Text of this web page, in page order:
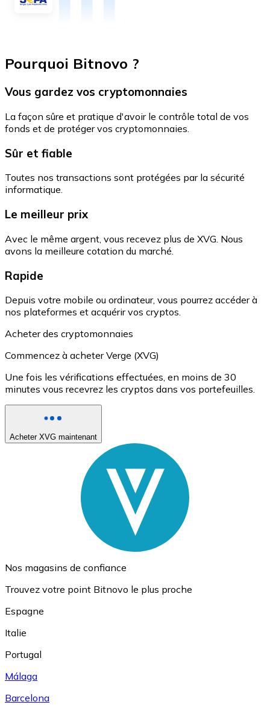
Pourquoi Bitnovo ?
Vous gardez vos cryptomonnaies
La façon sûre et pratique d'avoir le contrôle total de vos
fonds et de protéger vos cryptomonnaies.
Sûr et fiable
Toutes nos transactions sont protégées par la sécurité
informatique.
Le meilleur prix
Avec le même argent, vous recevez plus de XVG. Nous
avons la meilleure cotation du marché.
Rapide
Depuis votre mobile ou ordinateur, vous pourrez accéder à
nos plateformes et acquérir vos cryptos.
Acheter des cryptomonnaies
Commencez à acheter Verge (XVG)
Une fois les vérifications effectuées, en moins de 30
minutes vous recevrez les cryptos dans vos portefeuilles.
Acheter XVG maintenant
Nos magasins de confiance
Trouvez votre point Bitnovo le plus proche
Espagne
Italie
Portugal
Málaga
Barcelona